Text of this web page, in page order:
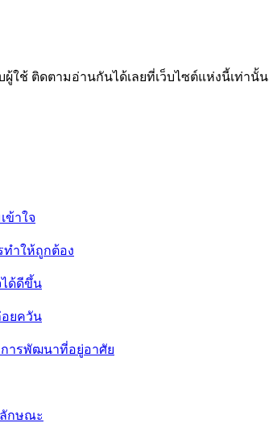
ใช้ ติดตามอ่านกันได้เลยที่เว็บไซต์แห่งนี้เท่านั้น
ข้าใจ
ทำให้ถูกต้อง
ได้ดีขึ้น
ยควัน
ารพัฒนาที่อยู่อาศัย
ลักษณะ